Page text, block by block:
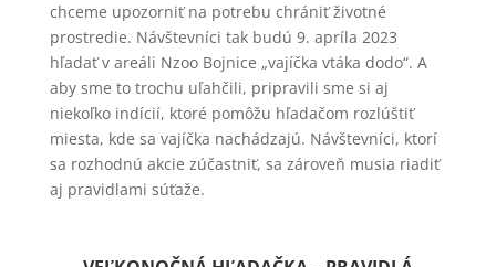
chceme upozorniť na potrebu chrániť životné
prostredie. Návštevníci tak budú 9. apríla 2023
hľadať v areáli Nzoo Bojnice „vajíčka vtáka dodo“. A
aby sme to trochu uľahčili, pripravili sme si aj
niekoľko indícií, ktoré pomôžu hľadačom rozlúštiť
miesta, kde sa vajíčka nachádzajú. Návštevníci, ktorí
sa rozhodnú akcie zúčastniť, sa zároveň musia riadiť
aj pravidlami súťaže.